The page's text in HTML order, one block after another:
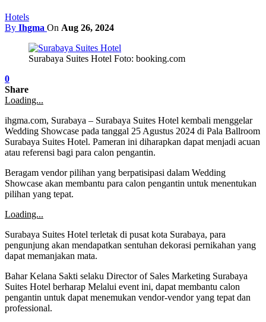
Hotels
By Ihgma On Aug 26, 2024
Surabaya Suites Hotel Foto: booking.com
0
Share
Loading...
ihgma.com, Surabaya – Surabaya Suites Hotel kembali menggelar
Wedding Showcase pada tanggal 25 Agustus 2024 di Pala Ballroom
Surabaya Suites Hotel. Pameran ini diharapkan dapat menjadi acuan
atau referensi bagi para calon pengantin.
Beragam vendor pilihan yang berpatisipasi dalam Wedding
Showcase akan membantu para calon pengantin untuk menentukan
pilihan yang tepat.
Loading...
Surabaya Suites Hotel terletak di pusat kota Surabaya, para
pengunjung akan mendapatkan sentuhan dekorasi pernikahan yang
dapat memanjakan mata.
Bahar Kelana Sakti selaku Director of Sales Marketing Surabaya
Suites Hotel berharap Melalui event ini, dapat membantu calon
pengantin untuk dapat menemukan vendor-vendor yang tepat dan
professional.